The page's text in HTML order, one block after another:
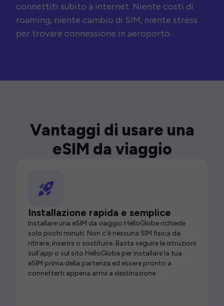
connettiti subito a internet. Niente costi di
roaming, niente cambio di SIM, niente stress
per trovare connessione in aeroporto.
Vantaggi di usare una
eSIM da viaggio
Installazione rapida e semplice
Installare una eSIM da viaggio HelloGlobe richiede
solo pochi minuti. Non c’è nessuna SIM fisica da
ritirare, inserire o sostituire. Basta seguire le istruzioni
sull’app o sul sito HelloGlobe per installare la tua
eSIM prima della partenza ed essere pronto a
connetterti appena arrivi a destinazione.